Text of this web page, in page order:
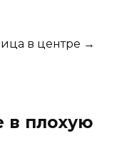
в центре →
в плохую